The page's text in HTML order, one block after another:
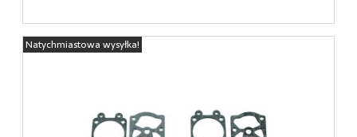
Natychmiastowa wysyłka!